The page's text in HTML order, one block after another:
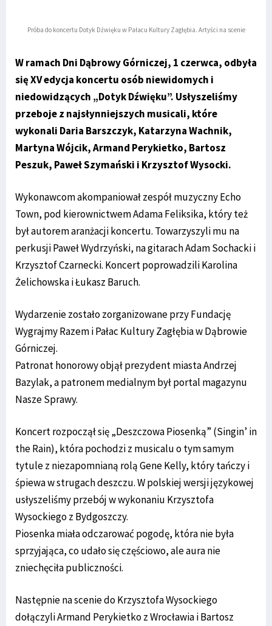
Próba do koncertu Dotyk Dźwięku w Pałacu Kultury Zagłębia. Artyści na scenie
W ramach Dni Dąbrowy Górniczej, 1 czerwca, odbyła
się XV edycja koncertu osób niewidomych i
niedowidzących „Dotyk Dźwięku”. Usłyszeliśmy
przeboje z najsłynniejszych musicali, które
wykonali Daria Barszczyk, Katarzyna Wachnik,
Martyna Wójcik, Armand Perykietko, Bartosz
Peszuk, Paweł Szymański i Krzysztof Wysocki.
Wykonawcom akompaniował zespół muzyczny Echo
Town, pod kierownictwem Adama Feliksika, który też
był autorem aranżacji koncertu. Towarzyszyli mu na
perkusji Paweł Wydrzyński, na gitarach Adam Sochacki i
Krzysztof Czarnecki. Koncert poprowadzili Karolina
Żelichowska i Łukasz Baruch.
Wydarzenie zostało zorganizowane przy Fundację
Wygrajmy Razem i Pałac Kultury Zagłębia w Dąbrowie
Górniczej.
Patronat honorowy objął prezydent miasta Andrzej
Bazylak, a patronem medialnym był portal magazynu
Nasze Sprawy.
Koncert rozpoczął się „Deszczowa Piosenką” (Singin’ in
the Rain), która pochodzi z musicalu o tym samym
tytule z niezapomnianą rolą Gene Kelly, który tańczy i
śpiewa w strugach deszczu. W polskiej wersji językowej
usłyszeliśmy przebój w wykonaniu Krzysztofa
Wysockiego z Bydgoszczy.
Piosenka miała odczarować pogodę, która nie była
sprzyjająca, co udało się częściowo, ale aura nie
zniechęciła publiczności.
Następnie na scenie do Krzysztofa Wysockiego
dołączyli Armand Perykietko z Wrocławia i Bartosz